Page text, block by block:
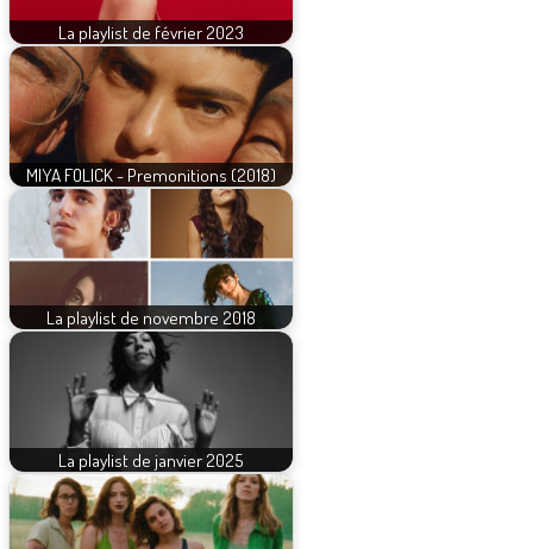
La playlist de février 2023
MIYA FOLICK - Premonitions (2018)
La playlist de novembre 2018
La playlist de janvier 2025